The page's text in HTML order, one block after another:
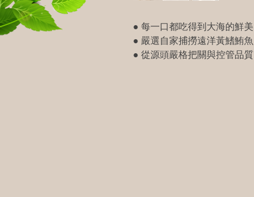
● 每一口都吃得到大海的鮮美
● 嚴選自家捕撈遠洋黃鰭鮪魚
● 從源頭嚴格把關與控管品質